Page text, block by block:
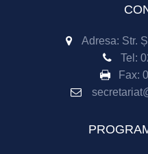
Adresa: Str.
Tel:
Fax: